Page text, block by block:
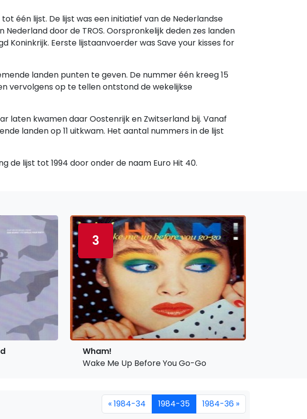
één lijst. De lijst was een initiatief van de Nederlandse
door de TROS. Oorspronkelijk deden zes landen
Koninkrijk. Eerste lijstaanvoerder was Save your kisses for
landen punten te geven. De nummer één kreeg 15
vervolgens op te tellen ontstond de wekelijkse
laten kwamen daar Oostenrijk en Zwitserland bij. Vanaf
landen op 11 uitkwam. Het aantal nummers in de lijst
de lijst tot 1994 door onder de naam Euro Hit 40.
3
Wham!
Wake Me Up Before You Go-Go
« 1984-34 1984-35 1984-36 »